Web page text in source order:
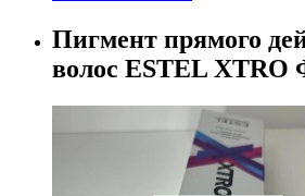
Пигмент прямого
волос ESTEL XTRO